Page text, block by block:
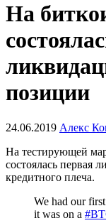
На
позиции
24.06.2019 Алекс
На тестирующей
состоялась первая
кредитного плеча.
We had our
it was on a